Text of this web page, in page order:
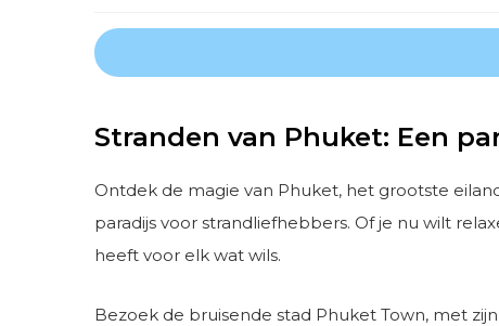
Stranden van Phuket: Een
Ontdek de magie van Phuket, het grootste
paradijs voor strandliefhebbers. Of je nu wilt
heeft voor elk wat wils.
Bezoek de bruisende stad Phuket Town, met